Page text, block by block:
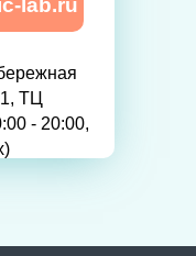
ТЦ
- 20:00,